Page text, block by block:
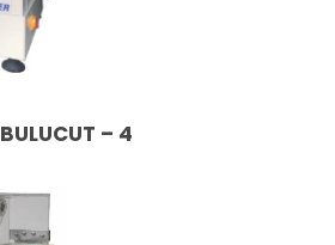
BULUCUT – 4